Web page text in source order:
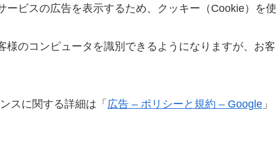
ービスの広告を表示するため、クッキー（Cookie）を使
様のコンピュータを識別できるようになりますが、お客
スに関する詳細は「 広告 – ポリシーと規約 – Google 」